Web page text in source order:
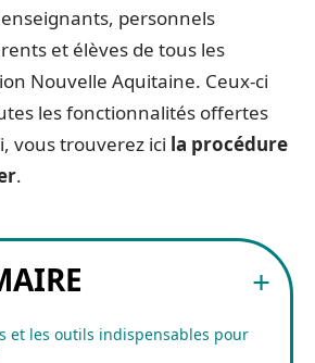
personnels
et élèves de tous les
Nouvelle Aquitaine. Ceux-ci
les fonctionnalités offertes
vous trouverez ici la procédure
.
et les outils indispensables pour